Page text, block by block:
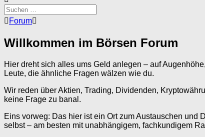
Forum-
-
Du
hier:
Forum
Willkommen im Börsen Forum
Hier dreht sich alles ums Geld anlegen – auf
Leute, die ähnliche Fragen wälzen wie du.
Wir reden über Aktien, Trading, Dividenden,
keine Frage zu banal.
Eins vorweg: Das hier ist ein Ort zum Austauschen und
selbst – am besten mit unabhängigem, fachkundigem